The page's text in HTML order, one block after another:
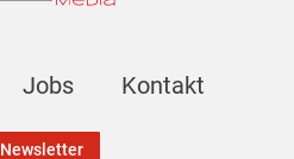
Jobs Kontakt
Newsletter